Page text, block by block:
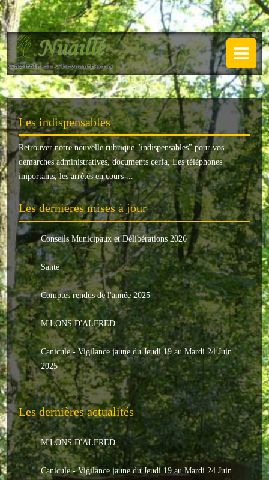
NUAILLÉ
Plan de Nuaillé
Sentiers pédestres
Guide annuel
Histoire
Galerie
LA MAIRIE
Horaires
Agence postale
Le conseil municipal
Les élus
Les commissions
Les comptes rendus
Le personnel communal
L'Echo de Nuaillé
Tarifs et locations
Galeries photos
.
Les indispensables
Retrouver notre nouvelle rubrique "indispensables" pour vos
démarches administratives, documents cerfa, Les téléphones
importants, les arrêtés en cours ...
Les dernières mises à jour
Conseils Municipaux et Délibérations 2026
Santé
Comptes rendus de l'année 2025
M'LONS D'ALFRED
Canicule - Vigilance jaune du Jeudi 19 au Mardi 24 Juin
2025
Les dernières actualités
M'LONS D'ALFRED
Canicule - Vigilance jaune du Jeudi 19 au Mardi 24 Juin